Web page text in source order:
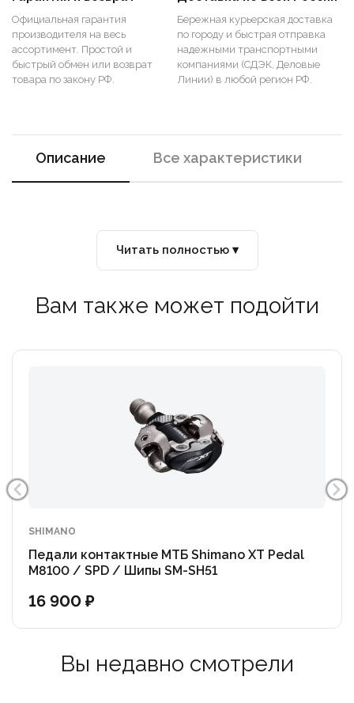
Официальная гарантия
производителя на весь
ассортимент. Простой и
быстрый обмен или возврат
товара по закону РФ.
Бережная курьерская доставка
по городу и быстрая отправка
надежными транспортными
компаниями (СДЭК, Деловые
Линии) в любой регион РФ.
Описание Все характеристики
Читать полностью ▾
Вам также может подойти
SHIMANO
Педали контактные МТБ Shimano XT Pedal
M8100 / SPD / Шипы SM-SH51
16 900 ₽
Вы недавно смотрели